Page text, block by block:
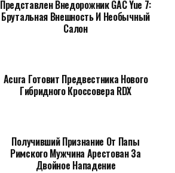
Представлен Внедорожник GAC Yue 7:
Брутальная Внешность И Необычный
Салон
Acura Готовит Предвестника Нового
Гибридного Кроссовера RDX
Получивший Признание От Папы
Римского Мужчина Арестован За
Двойное Нападение